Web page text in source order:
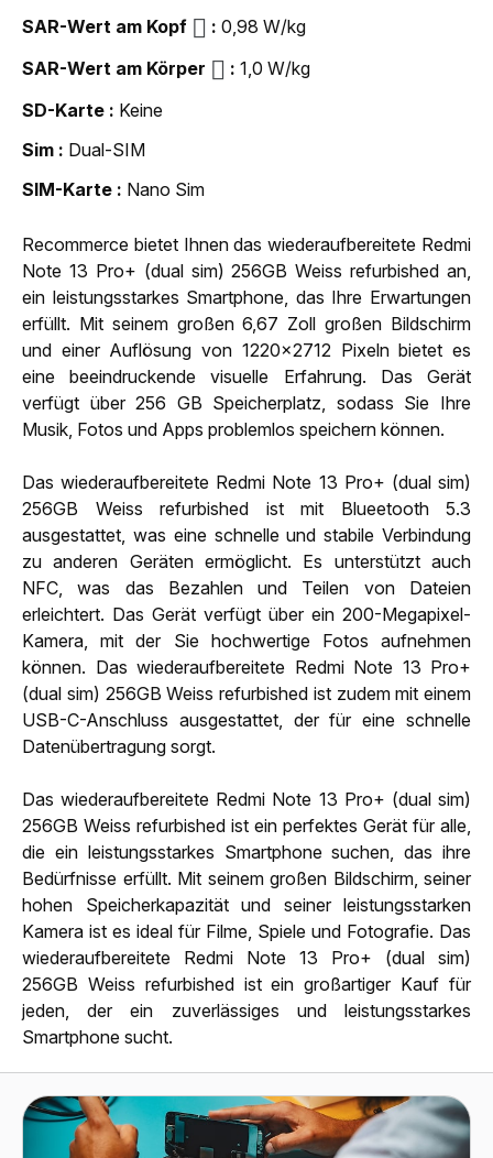
SAR-Wert am Kopf
0,98 W/kg
SAR-Wert am Körper
1,0 W/kg
SD-Karte
Keine
Sim
Dual-SIM
SIM-Karte
Nano Sim
Recommerce bietet Ihnen das wiederaufbereitete Redmi
Note 13 Pro+ (dual sim) 256GB Weiss refurbished an,
ein leistungsstarkes Smartphone, das Ihre Erwartungen
erfüllt. Mit seinem großen 6,67 Zoll großen Bildschirm
und einer Auflösung von 1220x2712 Pixeln bietet es
eine beeindruckende visuelle Erfahrung. Das Gerät
verfügt über 256 GB Speicherplatz, sodass Sie Ihre
Musik, Fotos und Apps problemlos speichern können.
Das wiederaufbereitete Redmi Note 13 Pro+ (dual sim)
256GB Weiss refurbished ist mit Blueetooth 5.3
ausgestattet, was eine schnelle und stabile Verbindung
zu anderen Geräten ermöglicht. Es unterstützt auch
NFC, was das Bezahlen und Teilen von Dateien
erleichtert. Das Gerät verfügt über ein 200-Megapixel-
Kamera, mit der Sie hochwertige Fotos aufnehmen
können. Das wiederaufbereitete Redmi Note 13 Pro+
(dual sim) 256GB Weiss refurbished ist zudem mit einem
USB-C-Anschluss ausgestattet, der für eine schnelle
Datenübertragung sorgt.
Das wiederaufbereitete Redmi Note 13 Pro+ (dual sim)
256GB Weiss refurbished ist ein perfektes Gerät für alle,
die ein leistungsstarkes Smartphone suchen, das ihre
Bedürfnisse erfüllt. Mit seinem großen Bildschirm, seiner
hohen Speicherkapazität und seiner leistungsstarken
Kamera ist es ideal für Filme, Spiele und Fotografie. Das
wiederaufbereitete Redmi Note 13 Pro+ (dual sim)
256GB Weiss refurbished ist ein großartiger Kauf für
jeden, der ein zuverlässiges und leistungsstarkes
Smartphone sucht.